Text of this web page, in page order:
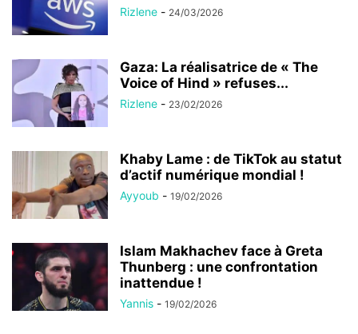
Rizlene - 24/03/2026
Gaza: La réalisatrice de « The
Voice of Hind » refuses...
Rizlene - 23/02/2026
Khaby Lame : de TikTok au statut
d’actif numérique mondial !
Ayyoub - 19/02/2026
Islam Makhachev face à Greta
Thunberg : une confrontation
inattendue !
Yannis - 19/02/2026